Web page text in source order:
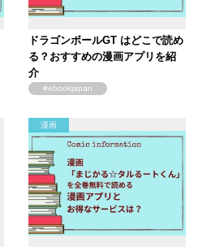
ドラゴンボールGT はどこで読め
る？おすすめの漫画アプリを紹
介
#ebookjapan
漫画